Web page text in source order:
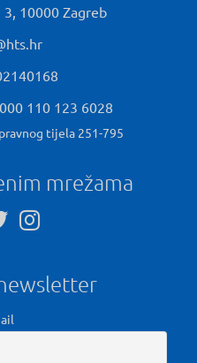
3, 10000 Zagreb
110 123 6028
tijela 251-795
mrežama